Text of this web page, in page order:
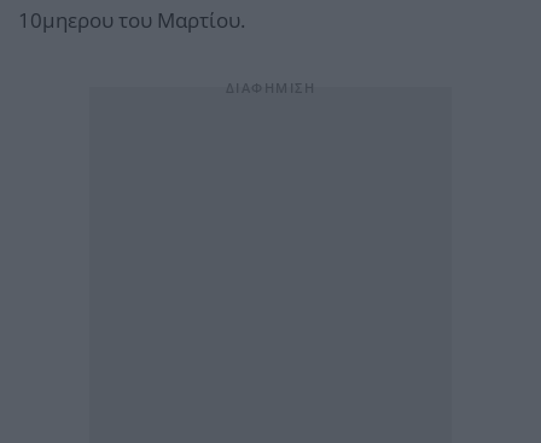
10μηερου του Μαρτίου.